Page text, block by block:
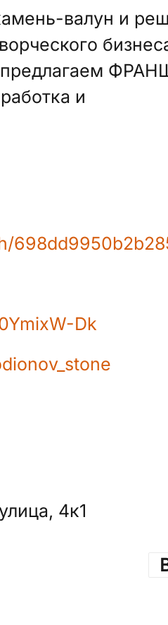
валун и
предлагаем
и
Dk
4к1